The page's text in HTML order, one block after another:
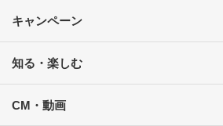
キャンペーン
知る・楽しむ
CM・動画